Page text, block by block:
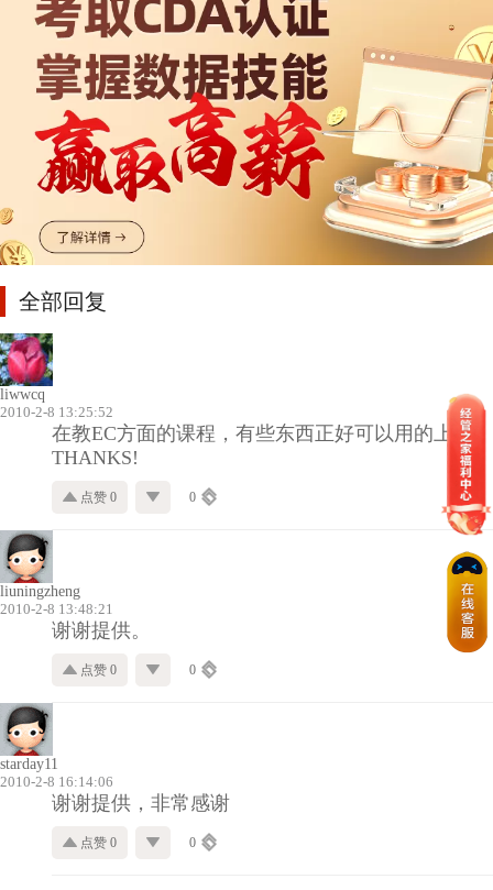
全部回复
liwwcq
2010-2-8 13:25:52
在教EC方面的课程，有些东西正好可以用的上，
THANKS!
点赞 0 0
liuningzheng
2010-2-8 13:48:21
谢谢提供。
点赞 0 0
starday11
2010-2-8 16:14:06
谢谢提供，非常感谢
点赞 0 0